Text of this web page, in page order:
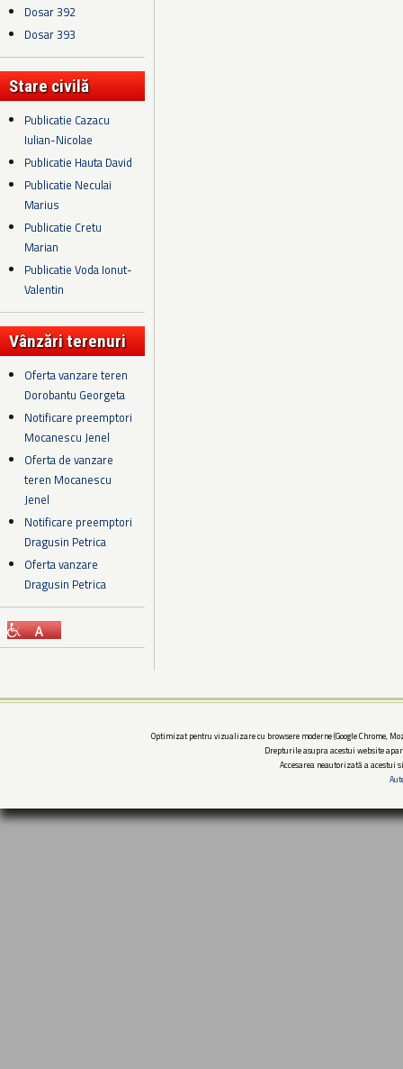
Dosar 392
Dosar 393
Stare civilă
Publicatie Cazacu
Iulian-Nicolae
Publicatie Hauta David
Publicatie Neculai
Marius
Publicatie Cretu
Marian
Publicatie Voda Ionut-
Valentin
Vânzări terenuri
Oferta vanzare teren
Dorobantu Georgeta
Notificare preemptori
Mocanescu Jenel
Oferta de vanzare
teren Mocanescu
Jenel
Notificare preemptori
Dragusin Petrica
Oferta vanzare
Dragusin Petrica
Optimizat pentru vizualizare cu browsere moderne (Google Chrome,
Drepturile asupra acestui website
Accesarea neautorizată a acestui